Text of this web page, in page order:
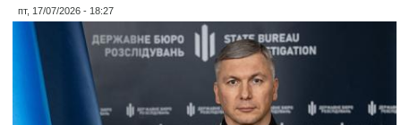
пт, 17/07/2026 - 18:27